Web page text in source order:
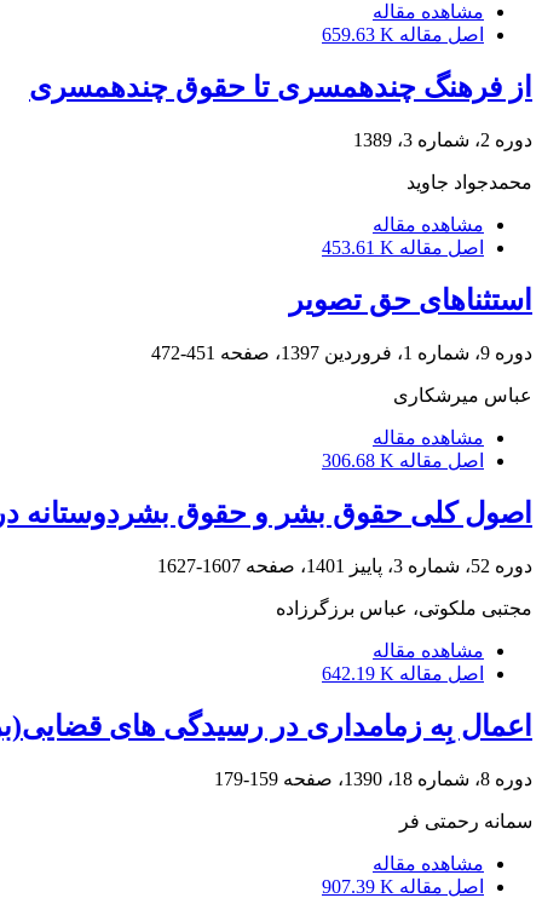
مشاهده مقاله
اصل مقاله 659.63 K
از فرهنگ چندهمسری تا حقوق چندهمسری
دوره 2، شماره 3، 1389
محمدجواد جاوید
مشاهده مقاله
اصل مقاله 453.61 K
استثناهای حق تصویر
دوره 9، شماره 1، فروردین 1397، صفحه 451-472
عباس میرشکاری
مشاهده مقاله
اصل مقاله 306.68 K
اصول کلی حقوق بشر و حقوق بشردوستانه
دوره 52، شماره 3، پاییز 1401، صفحه 1607-1627
مجتبی ملکوتی، عباس برزگرزاده
مشاهده مقاله
اصل مقاله 642.19 K
اعمال بِه زمامداری در رسیدگی های
دوره 8، شماره 18، 1390، صفحه 159-179
سمانه رحمتی فر
مشاهده مقاله
اصل مقاله 907.39 K